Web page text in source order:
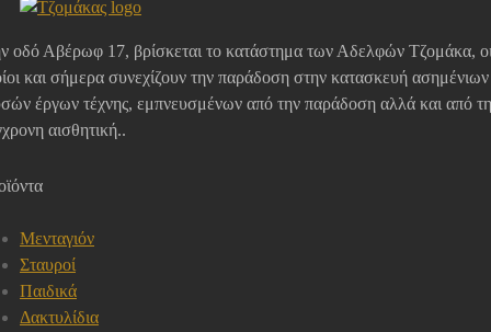
οδό Αβέρωφ 17, βρίσκεται το κατάστημα των Αδελφών Τζομάκα,
και σήμερα συνεχίζουν την παράδοση στην κατασκευή ασημένιων
έργων τέχνης, εμπνευσμένων από την παράδοση αλλά και από
αισθητική..
Μενταγιόν
Σταυροί
Παιδικά
Δακτυλίδια